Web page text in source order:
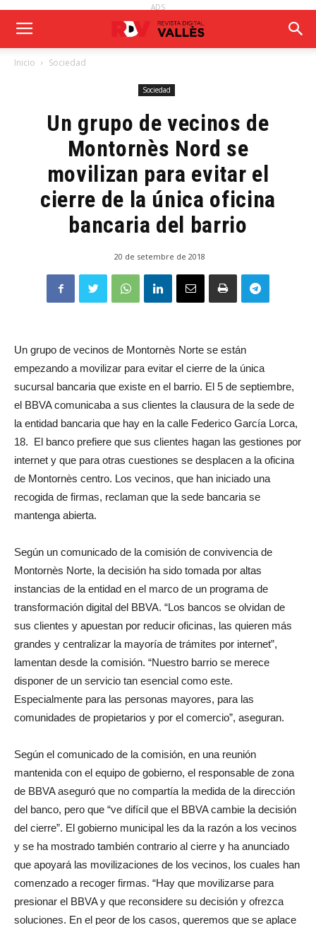
ADS
Inicio Sociedad
Sociedad
Un grupo de vecinos de
Montornès Nord se
movilizan para evitar el
cierre de la única oficina
bancaria del barrio
20 de setembre de 2018
Un grupo de vecinos de Montornès Norte se están
empezando a movilizar para evitar el cierre de la única
sucursal bancaria que existe en el barrio. El 5 de septiembre,
el BBVA comunicaba a sus clientes la clausura de la sede de
la entidad bancaria que hay en la calle Federico García Lorca,
18. El banco prefiere que sus clientes hagan las gestiones por
internet y que para otras cuestiones se desplacen a la oficina
de Montornès centro. Los vecinos, que han iniciado una
recogida de firmas, reclaman que la sede bancaria se
mantenga abierta.
Según un comunicado de la comisión de convivencia de
Montornès Norte, la decisión ha sido tomada por altas
instancias de la entidad en el marco de un programa de
transformación digital del BBVA. “Los bancos se olvidan de
sus clientes y apuestan por reducir oficinas, las quieren más
grandes y centralizar la mayoría de trámites por internet”,
lamentan desde la comisión. “Nuestro barrio se merece
disponer de un servicio tan esencial como este.
Especialmente para las personas mayores, para las
comunidades de propietarios y por el comercio”, aseguran.
Según el comunicado de la comisión, en una reunión
mantenida con el equipo de gobierno, el responsable de zona
de BBVA aseguró que no compartía la medida de la dirección
del banco, pero que “ve difícil que el BBVA cambie la decisión
del cierre”. El gobierno municipal les da la razón a los vecinos
y se ha mostrado también contrario al cierre y ha anunciado
que apoyará las movilizaciones de los vecinos, los cuales han
comenzado a recoger firmas. “Hay que movilizarse para
presionar el BBVA y que reconsidere su decisión y ofrezca
soluciones. En el peor de los casos, queremos que se aplace